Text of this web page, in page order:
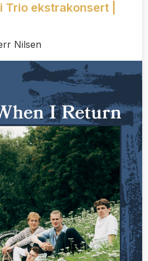
ekstrakonsert |
Nilsen